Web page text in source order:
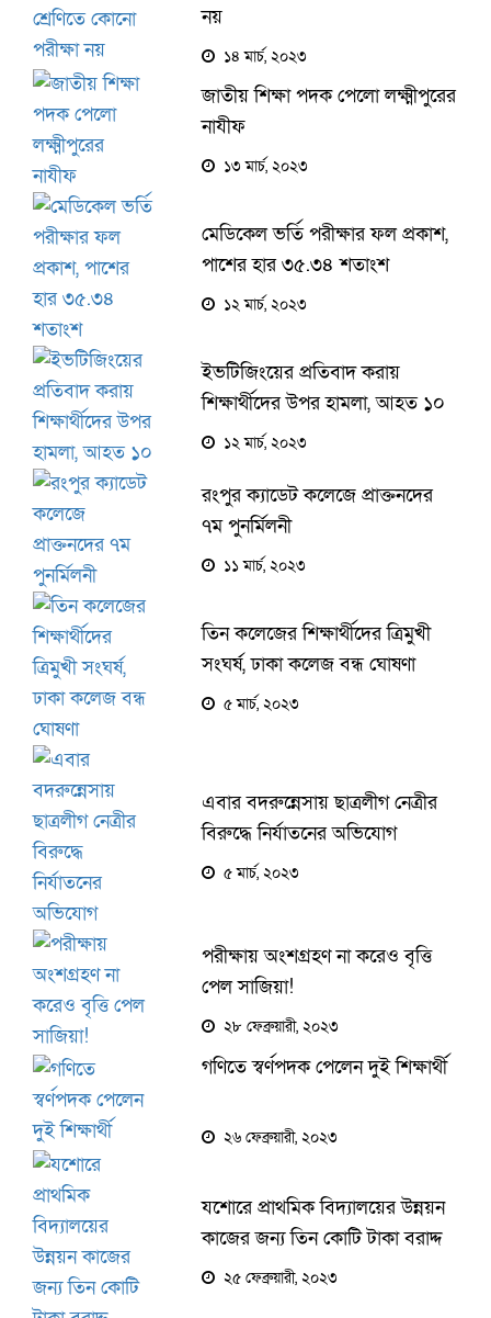
নয়
১৪ মার্চ, ২০২৩
জাতীয় শিক্ষা পদক পেলো লক্ষ্মীপুরের
নাযীফ
১৩ মার্চ, ২০২৩
মেডিকেল ভর্তি পরীক্ষার ফল প্রকাশ,
পাশের হার ৩৫.৩৪ শতাংশ
১২ মার্চ, ২০২৩
ইভটিজিংয়ের প্রতিবাদ করায়
শিক্ষার্থীদের উপর হামলা, আহত ১০
১২ মার্চ, ২০২৩
রংপুর ক্যাডেট কলেজে প্রাক্তনদের
৭ম পুনর্মিলনী
১১ মার্চ, ২০২৩
তিন কলেজের শিক্ষার্থীদের ত্রিমুখী
সংঘর্ষ, ঢাকা কলেজ বন্ধ ঘোষণা
৫ মার্চ, ২০২৩
এবার বদরুন্নেসায় ছাত্রলীগ নেত্রীর
বিরুদ্ধে নির্যাতনের অভিযোগ
৫ মার্চ, ২০২৩
পরীক্ষায় অংশগ্রহণ না করেও বৃত্তি
পেল সাজিয়া!
২৮ ফেব্রুয়ারী, ২০২৩
গণিতে স্বর্ণপদক পেলেন দুই শিক্ষার্থী
২৬ ফেব্রুয়ারী, ২০২৩
য‌শো‌রে প্রাথ‌মিক বিদ্যালয়ের উন্নয়ন
কা‌জের জন্য তিন কো‌টি টাকা বরাদ্দ
২৫ ফেব্রুয়ারী, ২০২৩